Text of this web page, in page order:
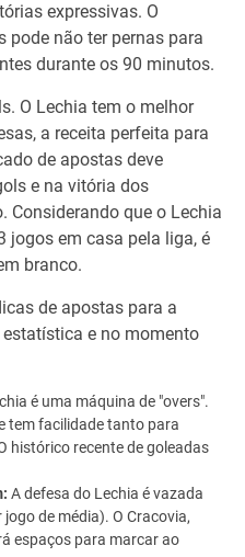
expressivas. O
pode não ter pernas para
durante os 90 minutos.
O Lechia tem o melhor
a receita perfeita para
de apostas deve
e na vitória dos
Considerando que o Lechia
jogos em casa pela liga, é
branco.
de apostas para a
e no momento
é uma máquina de "overs".
tem facilidade tanto para
histórico recente de goleadas
A defesa do Lechia é vazada
de média). O Cracovia,
espaços para marcar ao